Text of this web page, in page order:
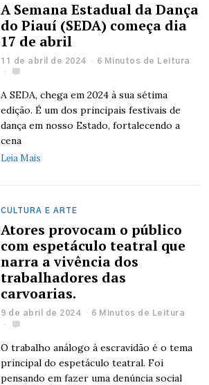
A Semana Estadual da Dança
do Piauí (SEDA) começa dia
17 de abril
11 de abril de 2024 6 Minutos de Leitura
A SEDA, chega em 2024 à sua sétima
edição. É um dos principais festivais de
dança em nosso Estado, fortalecendo a
cena
Leia Mais
CULTURA E ARTE
Atores provocam o público
com espetáculo teatral que
narra a vivência dos
trabalhadores das
carvoarias.
9 de abril de 2024 6 Minutos de Leitura
O trabalho análogo à escravidão é o tema
principal do espetáculo teatral. Foi
pensando em fazer uma denúncia social